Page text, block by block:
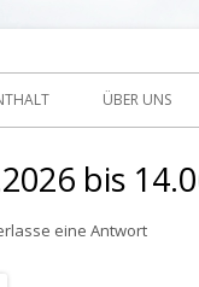
ÜBER UNS
bis
eine Antwort